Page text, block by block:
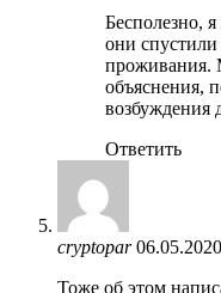
Бесполезно,
они спустили
проживания.
объяснения,
возбуждения
Ответить
cryptopar
Тоже об этом